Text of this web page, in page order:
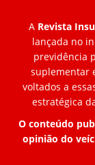
A Revista
lançada no
previdência
suplementar
voltados a
estratégica
O conteúdo
opinião do